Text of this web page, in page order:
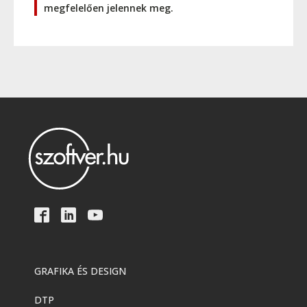
megfelelően jelennek meg.
GRAFIKA ÉS DESIGN
DTP